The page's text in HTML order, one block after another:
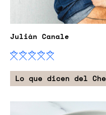
Julián Canale
Lo que dicen del